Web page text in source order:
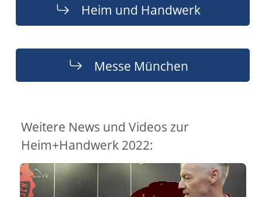
Heim und Handwerk
Messe München
Weitere News und Videos zur
Heim+Handwerk 2022: